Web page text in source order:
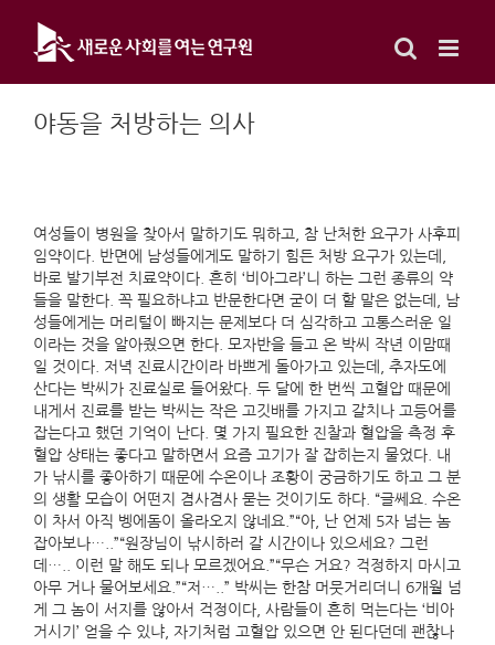
content
야동을 처방하는 의사
여성들이 병원을 찾아서 말하기도 뭐하고, 참 난처한 요구가 사후피
임약이다. 반면에 남성들에게도 말하기 힘든 처방 요구가 있는데,
바로 발기부전 치료약이다. 흔히 ‘비아그라’니 하는 그런 종류의 약
들을 말한다. 꼭 필요하냐고 반문한다면 굳이 더 할 말은 없는데, 남
성들에게는 머리털이 빠지는 문제보다 더 심각하고 고통스러운 일
이라는 것을 알아줬으면 한다. 모자반을 들고 온 박씨 작년 이맘때
일 것이다. 저녁 진료시간이라 바쁘게 돌아가고 있는데, 추자도에
산다는 박씨가 진료실로 들어왔다. 두 달에 한 번씩 고혈압 때문에
내게서 진료를 받는 박씨는 작은 고깃배를 가지고 갈치나 고등어를
잡는다고 했던 기억이 난다. 몇 가지 필요한 진찰과 혈압을 측정 후
혈압 상태는 좋다고 말하면서 요즘 고기가 잘 잡히는지 물었다. 내
가 낚시를 좋아하기 때문에 수온이나 조황이 궁금하기도 하고 그 분
의 생활 모습이 어떤지 겸사겸사 묻는 것이기도 하다. “글쎄요. 수온
이 차서 아직 벵에돔이 올라오지 않네요.”“아, 난 언제 5자 넘는 놈
잡아보나…..”“원장님이 낚시하러 갈 시간이나 있으세요? 그런
데….. 이런 말 해도 되나 모르겠어요.”“무슨 거요? 걱정하지 마시고
아무 거나 물어보세요.”“저…..” 박씨는 한참 머뭇거리더니 6개월 넘
게 그 놈이 서지를 않아서 걱정이다, 사람들이 흔히 먹는다는 ‘비아
거시기’ 얻을 수 있냐, 자기처럼 고혈압 있으면 안 된다던데 괜찮나